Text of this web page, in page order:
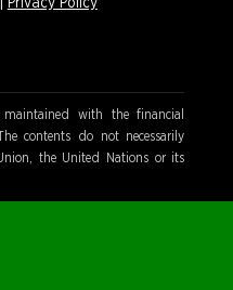
Privacy Policy
with the financial
contents do not necessarily
the United Nations or its